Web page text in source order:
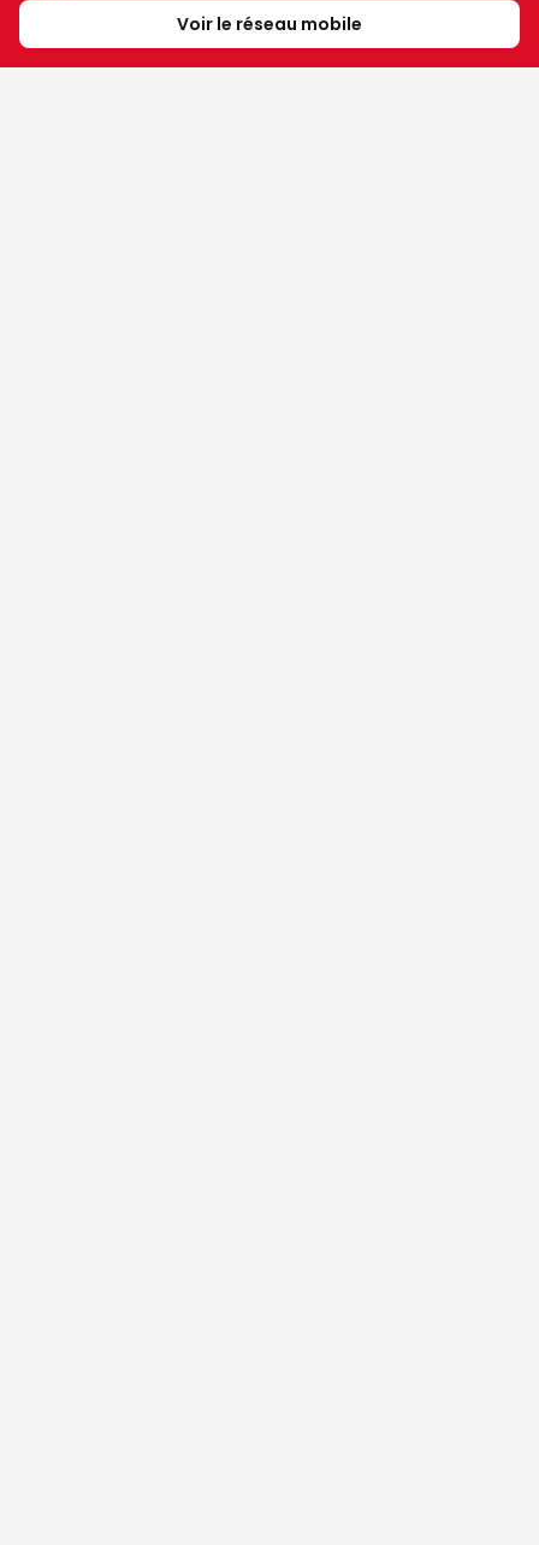
Voir le réseau mobile